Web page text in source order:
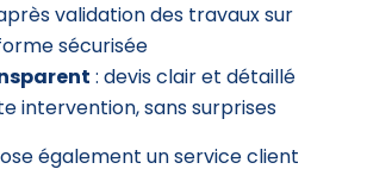
validation des travaux sur
sécurisée
: devis clair et détaillé
intervention, sans surprises
également un service client